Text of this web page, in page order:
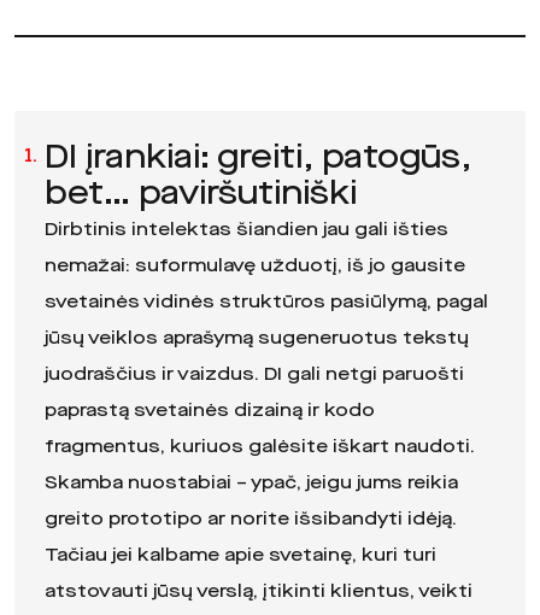
1. DI įrankiai: greiti, patogūs,
bet… paviršutiniški
Dirbtinis intelektas šiandien jau gali išties
nemažai: suformulavę užduotį, iš jo gausite
svetainės vidinės struktūros pasiūlymą, pagal
jūsų veiklos aprašymą sugeneruotus tekstų
juodraščius ir vaizdus. DI gali netgi paruošti
paprastą svetainės dizainą ir kodo
fragmentus, kuriuos galėsite iškart naudoti.
Skamba nuostabiai – ypač, jeigu jums reikia
greito prototipo ar norite išsibandyti idėją.
Tačiau jei kalbame apie svetainę, kuri turi
atstovauti jūsų verslą, įtikinti klientus, veikti